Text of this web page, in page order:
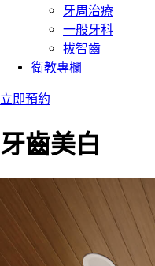
牙周治療
一般牙科
拔智齒
衛教專欄
立即預約
牙齒美白